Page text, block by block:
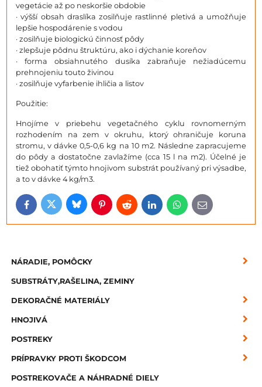
vegetácie až po neskoršie obdobie
· výšší obsah draslíka zosilňuje rastlinné pletivá a umožňuje
lepšie hospodárenie s vodou
· zosilňuje biologickú činnosť pôdy
· zlepšuje pôdnu štruktúru, ako i dýchanie koreňov
· forma obsiahnutého dusíka zabraňuje nežiadúcemu
prehnojeniu touto živinou
· zosilňuje vyfarbenie ihličia a listov
Použitie:
Hnojíme v priebehu vegetačného cyklu rovnomerným
rozhodením na zem v okruhu, ktorý ohraničuje koruna
stromu, v dávke 0,5-0,6 kg na 10 m2. Následne zapracujeme
do pôdy a dostatočne zavlažíme (cca 15 l na m2). Účelné je
tiež obohatiť týmto hnojivom substrát používaný pri výsadbe,
a to v dávke 4 kg/m3.
FacebookTwitterBlueskyPinterestRedditLinkedInWhatsApp
E-
mail
NÁRADIE, POMÔCKY
SUBSTRÁTY,RAŠELINA, ZEMINY
DEKORAČNÉ MATERIÁLY
HNOJIVÁ
POSTREKY
PRÍPRAVKY PROTI ŠKODCOM
POSTREKOVAČE A NÁHRADNÉ DIELY